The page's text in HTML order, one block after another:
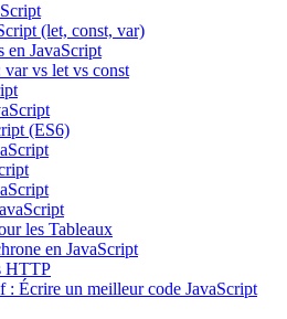
(let, const, var)
en JavaScript
var vs let vs const
(ES6)
les Tableaux
en JavaScript
HTTP
: Écrire un meilleur code JavaScript